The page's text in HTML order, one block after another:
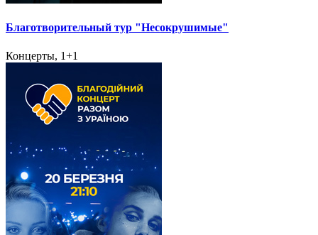
Благотворительный тур "Несокрушимые"
Концерты, 1+1